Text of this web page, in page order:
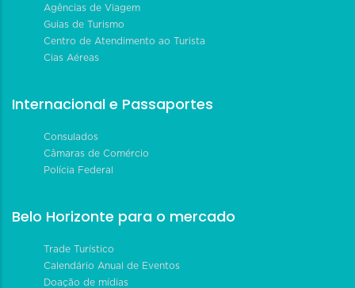
Agências de Viagem
Guias de Turismo
Centro de Atendimento ao Turista
Cias Aéreas
Internacional e Passaportes
Consulados
Câmaras de Comércio
Polícia Federal
Belo Horizonte para o mercado
Trade Turístico
Calendário Anual de Eventos
Doação de mídias